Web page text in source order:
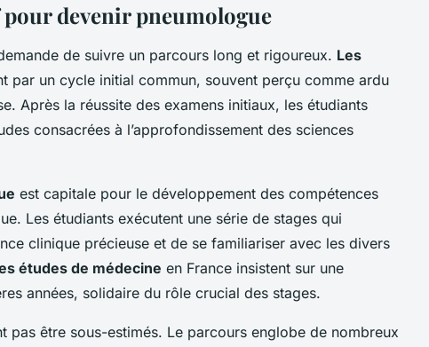
devenir pneumologue
de suivre un parcours long et rigoureux. Les
par un cycle initial commun, souvent perçu comme ardu
Après la réussite des examens initiaux, les étudiants
consacrées à l’approfondissement des sciences
est capitale pour le développement des compétences
Les étudiants exécutent une série de stages qui
clinique précieuse et de se familiariser avec les divers
études de médecine en France insistent sur une
années, solidaire du rôle crucial des stages.
pas être sous-estimés. Le parcours englobe de nombreux